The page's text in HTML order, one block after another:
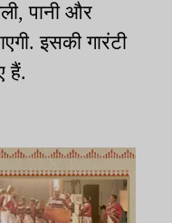
पानी और
इसकी गारंटी
हैं.